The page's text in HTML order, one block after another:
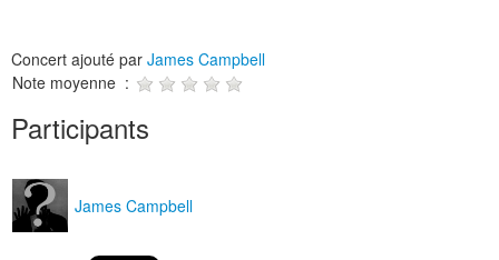
Concert ajouté par James Campbell
Note moyenne :
Participants
James Campbell